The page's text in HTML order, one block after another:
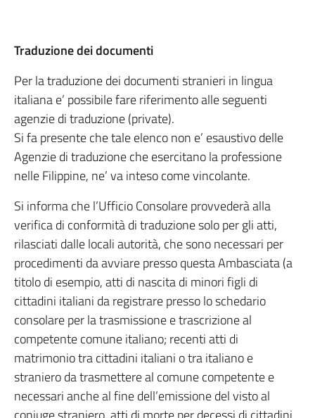
Traduzione dei documenti
Per la traduzione dei documenti stranieri in lingua
italiana e’ possibile fare riferimento alle seguenti
agenzie di traduzione (private).
Si fa presente che tale elenco non e’ esaustivo delle
Agenzie di traduzione che esercitano la professione
nelle Filippine, ne’ va inteso come vincolante.
Si informa che l’Ufficio Consolare provvederà alla
verifica di conformità di traduzione solo per gli atti,
rilasciati dalle locali autorità, che sono necessari per
procedimenti da avviare presso questa Ambasciata (a
titolo di esempio, atti di nascita di minori figli di
cittadini italiani da registrare presso lo schedario
consolare per la trasmissione e trascrizione al
competente comune italiano; recenti atti di
matrimonio tra cittadini italiani o tra italiano e
straniero da trasmettere al comune competente e
necessari anche al fine dell’emissione del visto al